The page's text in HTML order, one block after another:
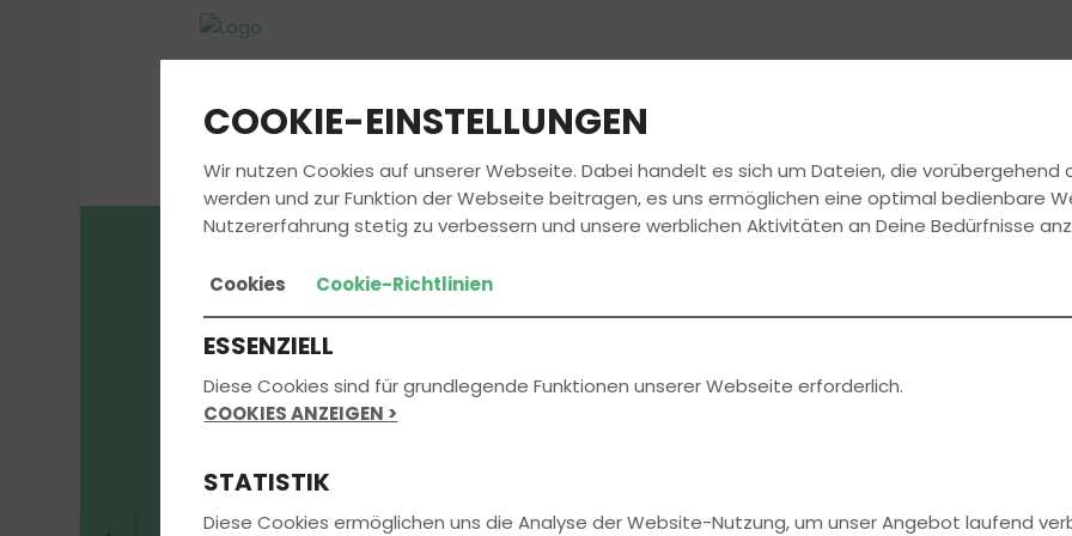
FAHRSCHULE FÜHRERSCHEIN AKTUELLES
Was unsere
Fahrschule so
einzigartig macht?
COOKIE-EINSTELLUNGEN
Wir nutzen Cookies auf unserer Webseite. Dabei handelt es sich um Dateien, die
werden und zur Funktion der Webseite beitragen, es uns ermöglichen eine optimal bedienbare
Nutzererfahrung stetig zu verbessern und unsere werblichen Aktivitäten an Deine Bedürfnisse
Cookies Cookie-Richtlinien
ESSENZIELL
Diese Cookies sind für grundlegende Funktionen unserer Webseite erforderlich.
COOKIES ANZEIGEN >
STATISTIK
Diese Cookies ermöglichen uns die Analyse der Website-Nutzung, um unser Angebot laufend